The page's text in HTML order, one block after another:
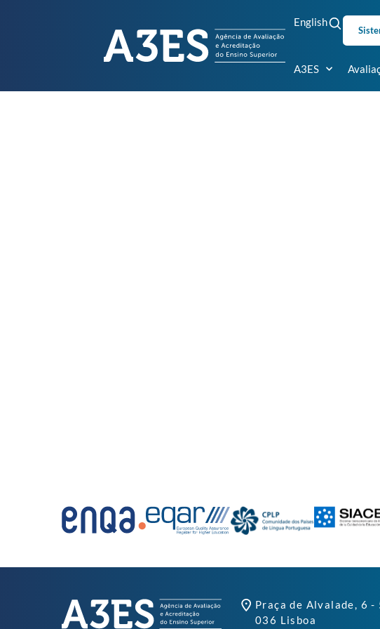
English
A3ES
Praça de Alvalade, 6 -
036 Lisboa